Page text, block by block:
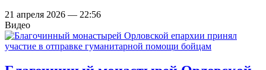
21 апреля 2026 — 22:56
Видео